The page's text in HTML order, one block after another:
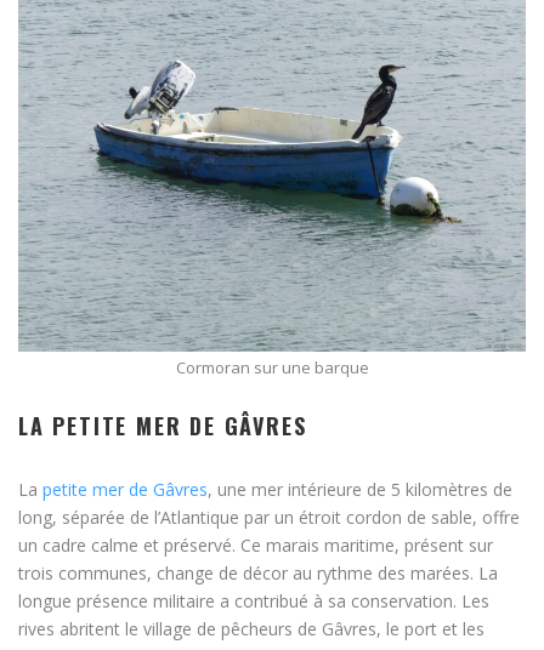
Cormoran sur une barque
LA PETITE MER DE GÂVRES
La petite mer de Gâvres, une mer intérieure de 5 kilomètres de
long, séparée de l’Atlantique par un étroit cordon de sable, offre
un cadre calme et préservé. Ce marais maritime, présent sur
trois communes, change de décor au rythme des marées. La
longue présence militaire a contribué à sa conservation. Les
rives abritent le village de pêcheurs de Gâvres, le port et les